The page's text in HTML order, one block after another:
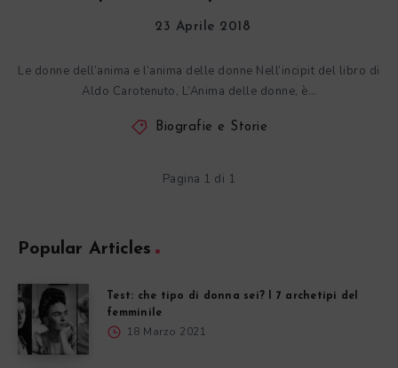
23 Aprile 2018
Le donne dell’anima e l’anima delle donne Nell’incipit del libro di
Aldo Carotenuto, L’Anima delle donne, è…
Biografie e Storie
Pagina 1 di 1
Popular Articles
Test: che tipo di donna sei? I 7 archetipi del
femminile
18 Marzo 2021